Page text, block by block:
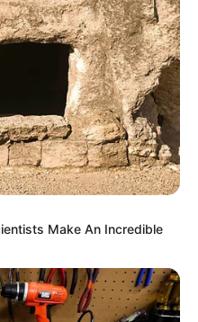
Make An Incredible